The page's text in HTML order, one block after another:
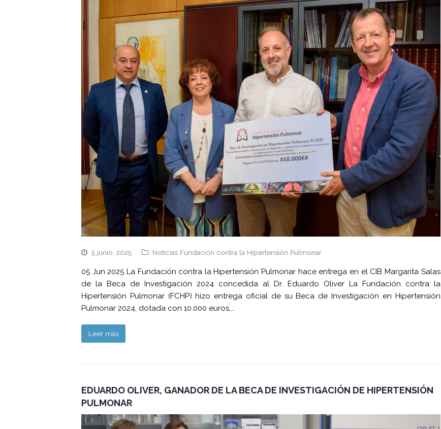
5 junio, 2025 Noticias Fundación contra la Hipertensión Pulmonar
05 Jun 2025 La Fundación contra la Hipertensión Pulmonar hace entrega en el CIB Margarita Salas
de la Beca de Investigación 2024 concedida al Dr. Eduardo Oliver La Fundación contra la
Hipertensión Pulmonar (FCHP) hizo entrega oficial de su Beca de Investigación en Hipertensión
Pulmonar 2024, dotada con 10.000 euros,…
Leer más
EDUARDO OLIVER, GANADOR DE LA BECA DE INVESTIGACIÓN DE HIPERTENSIÓN
PULMONAR